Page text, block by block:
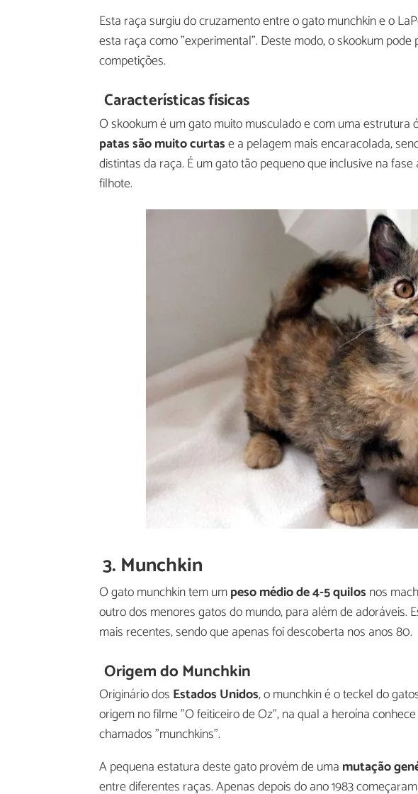
Esta raça surgiu do cruzamento entre o gato munchkin e o
esta raça como "experimental". Deste modo, o skookum
competições.
Características físicas
O skookum é um gato muito musculado e com uma estrutura
patas são muito curtase a pelagem mais encaracolada,
distintas da raça. É um gato tão pequeno que inclusive na
filhote.
3. Munchkin
O gato munchkin tem umpeso médio de 4-5 quilos nos
outro dos menores gatos do mundo, para além de adoráveis.
mais recentes, sendo que apenas foi descoberta nos anos 80.
Origem do Munchkin
Originário dos Estados Unidos, o munchkin é o teckel do
origem no filme "O feiticeiro de Oz", na qual a heroína
chamados "munchkins".
A pequena estatura deste gato provém de uma mutação
entre diferentes raças. Apenas depois do ano 1983